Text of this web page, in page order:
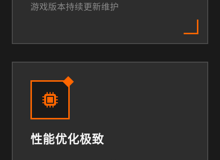
游戏版本持续更新维护
性能优化极致